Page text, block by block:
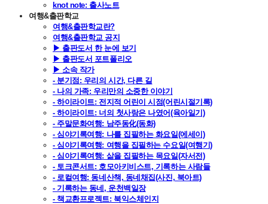
knot note: 출사노트
여행&출판학교
여행&출판학교란?
여행&출판학교 공지
▶ 출판도서 한 눈에 보기
▶ 출판도서 포트폴리오
▶ 소속 작가
- 분기점: 우리의 시간, 다른 길
- 나의 가족: 우리만의 소중한 이야기
- 하이라이트: 전지적 어린이 시점(어린시절기록)
- 하이라이트: 너의 첫사랑은 나였어(육아일기)
- 주말문화여행: 남주동化(동화)
- 심야기록여행: 나를 집필하는 화요일(에세이)
- 심야기록여행: 여행을 집필하는 수요일(여행기)
- 심야기록여행: 삶을 집필하는 목요일(자서전)
- 토크콘서트: 호모아키비스트, 기록하는 사람들
- 로컬여행: 동네산책, 동네채집(사진, 북아트)
- 기록하는 동네, 운천백일장
- 책교환프로젝트: 북익스체인지